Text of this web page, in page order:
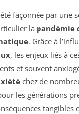
façonnée par une
la pandémie
. Grâce à
, les enjeux liés à
et souvent
chez de
les générations
tangibles